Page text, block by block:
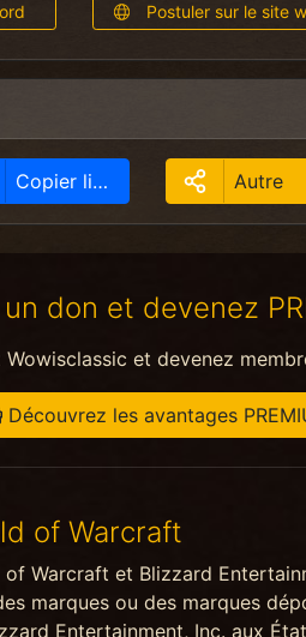
Postuler sur le site
Copier lien Autre
don et devenez
et devenez
Découvrez les avantages
of Warcraft
of Warcraft et Blizzard
marques ou des marques
Entertainment, Inc. aux